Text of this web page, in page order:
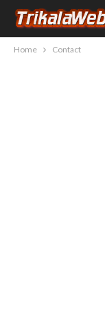
Home Contact